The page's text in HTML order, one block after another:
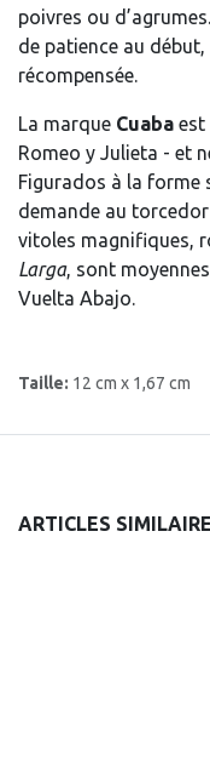
poivres ou
de patience au
récompensée.
La marque Cuaba est
Romeo y Julieta - et
Figurados à la forme
demande au
vitoles magnifiques,
Larga, sont
Vuelta Abajo.
Taille: 12 cm x 1,67 cm
ARTICLES